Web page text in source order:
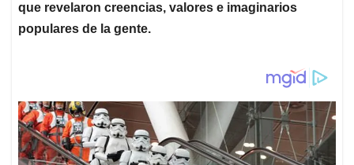
que revelaron creencias, valores e imaginarios
populares de la gente.